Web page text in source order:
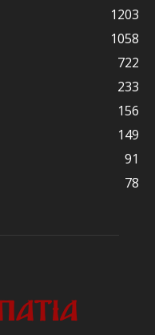
1203
1058
722
233
156
149
91
78